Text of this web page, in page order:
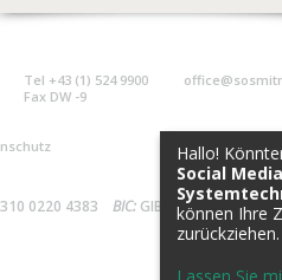
Tel +43 (1) 524 9900
Fax DW -9
0220 4383 BIC: GIBAATWWXXX
Hallo!
Social
können Ihre
zurückziehen.